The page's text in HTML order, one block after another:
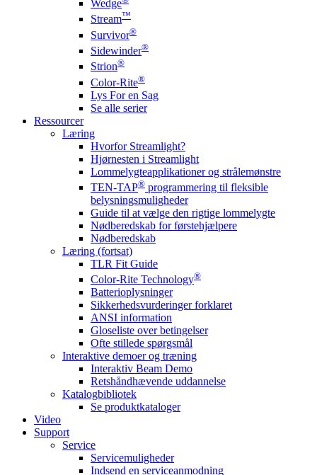
Wedge
Stream™
Survivor®
Sidewinder®
Strion®
Color-Rite®
Lys For en Sag
Se alle serier
Ressourcer
Læring
Hvorfor Streamlight?
Hjørnesten i Streamlight
Lommelygteapplikationer og strålemønstre
TEN-TAP® programmering til fleksible
belysningsmuligheder
Guide til at vælge den rigtige lommelygte
Nødberedskab for førstehjælpere
Nødberedskab
Læring (fortsat)
TLR Fit Guide
Color-Rite Technology®
Batterioplysninger
Sikkerhedsvurderinger forklaret
ANSI information
Gloseliste over betingelser
Ofte stillede spørgsmål
Interaktive demoer og træning
Interaktiv Beam Demo
Retshåndhævende uddannelse
Katalogbibliotek
Se produktkataloger
Video
Support
Service
Servicemuligheder
Indsend en serviceanmodning